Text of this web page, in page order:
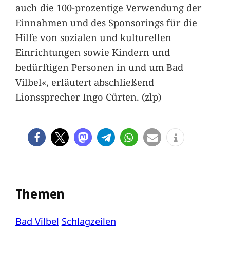
auch die 100-prozentige Verwendung der
Einnahmen und des Sponsorings für die
Hilfe von sozialen und kulturellen
Einrichtungen sowie Kindern und
bedürftigen Personen in und um Bad
Vilbel«, erläutert abschließend
Lionssprecher Ingo Cürten. (zlp)
Themen
Bad Vilbel Schlagzeilen